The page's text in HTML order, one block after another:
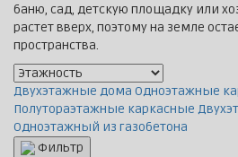
баню, сад, детскую площадку или
растет вверх, поэтому на земле
пространства.
Двухэтажные дома Одноэтажные
Полутораэтажные каркасные
Одноэтажный из газобетона
Фильтр